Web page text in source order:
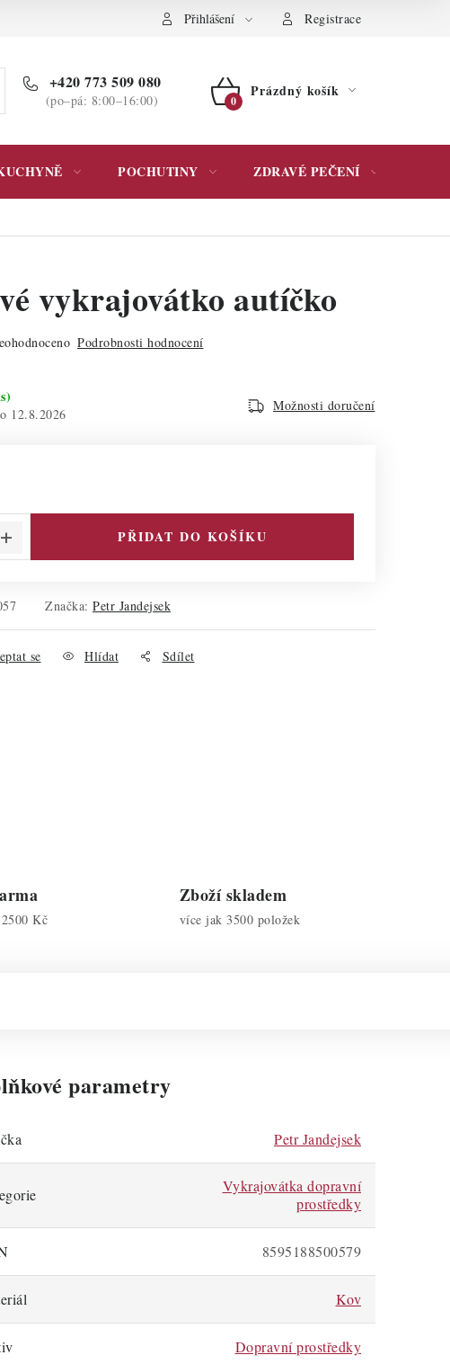
ochrany osobních údajů Přihlášení Registrace
+420 773 509 080
(po–pá: 8:00–16:00)
NÁKUPNÍ
Prázdný košík
POCHUTINY ZDRAVÉ PEČENÍ
vykrajovátko autíčko
Podrobnosti hodnocení
12.8.2026
Možnosti doručení
PŘIDAT DO KOŠÍKU
Značka: Petr Jandejsek
se Hlídat Sdílet
Kč
Zboží skladem
více jak 3500 položek
parametry
Petr Jandejsek
Vykrajovátka dopravní
prostředky
8595188500579
Kov
Dopravní prostředky